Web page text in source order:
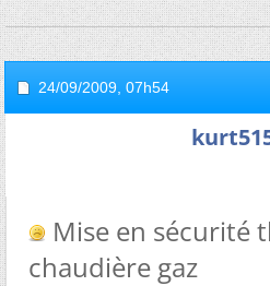
24/09/2009, 07h54
Mise en sécurité
chaudière gaz